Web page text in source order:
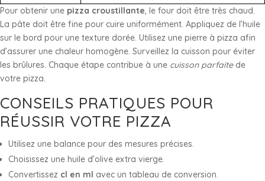
Pour obtenir une pizza croustillante, le four doit être très chaud.
La pâte doit être fine pour cuire uniformément. Appliquez de l’huile
sur le bord pour une texture dorée. Utilisez une pierre à pizza afin
d’assurer une chaleur homogène. Surveillez la cuisson pour éviter
les brûlures. Chaque étape contribue à une cuisson parfaitede
votre pizza.
CONSEILS PRATIQUES POUR
RÉUSSIR VOTRE PIZZA
Utilisez une balance pour des mesures précises.
Choisissez une huile d’olive extra vierge.
Convertissez cl en ml avec un tableau de conversion.